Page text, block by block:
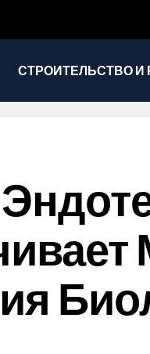
СТРОИТЕЛЬСТВО И